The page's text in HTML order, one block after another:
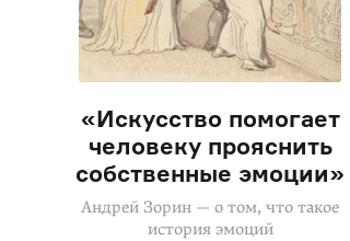
«Искусство помогает
человеку прояснить
собственные эмоции»
Андрей Зорин — о том, что такое
история эмоций